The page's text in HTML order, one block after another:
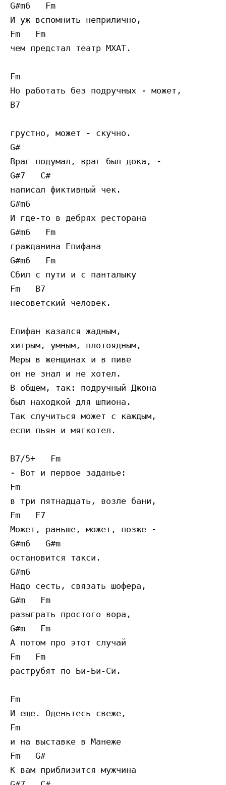
G#m6   Fm
И уж вспомнить неприлично,
Fm   Fm
чем предстал театр МХАТ.
Fm
Но работать без подручных - может,
B7
грустно, может - скучно.
G#
Враг подумал, враг был дока, -
G#7   C#
написал фиктивный чек.
G#m6
И где-то в дебрях ресторана
G#m6   Fm
гражданина Епифана
G#m6   Fm
Сбил с пути и с панталыку
Fm   B7
несоветский человек.
Епифан казался жадным,
хитрым, умным, плотоядным,
Меры в женщинах и в пиве
он не знал и не хотел.
В общем, так: подручный Джона
был находкой для шпиона.
Так случиться может с каждым,
если пьян и мягкотел.
B7/5+   Fm
- Вот и первое заданье:
Fm
в три пятнадцать, возле бани,
Fm   F7
Может, раньше, может, позже -
G#m6   G#m
остановится такси.
G#m6
Надо сесть, связать шофера,
G#m   Fm
разыграть простого вора,
G#m   Fm
А потом про этот случай
Fm   Fm
раструбят по Би-Би-Си.
Fm
И еще. Оденьтесь свеже,
Fm
и на выставке в Манеже
Fm   G#
К вам приблизится мужчина